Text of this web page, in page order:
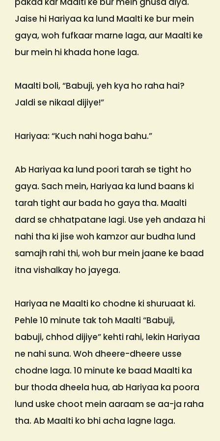
Jaise hi Hariyaa ka lund Maalti ke bur mein
gaya, woh fufkaar marne laga, aur Maalti ke
bur mein hi khada hone laga.
Maalti boli, “Babuji, yeh kya ho raha hai?
Jaldi se nikaal dijiye!”
Hariyaa: “Kuch nahi hoga bahu.”
Ab Hariyaa ka lund poori tarah se tight ho
gaya. Sach mein, Hariyaa ka lund baans ki
tarah tight aur bada ho gaya tha. Maalti
dard se chhatpatane lagi. Use yeh andaza hi
nahi tha ki jise woh kamzor aur budha lund
samajh rahi thi, woh bur mein jaane ke baad
itna vishalkay ho jayega.
Hariyaa ne Maalti ko chodne ki shuruaat ki.
Pehle 10 minute tak toh Maalti “Babuji,
babuji, chhod dijiye” kehti rahi, lekin Hariyaa
ne nahi suna. Woh dheere-dheere usse
chodne laga. 10 minute ke baad Maalti ka
bur thoda dheela hua, ab Hariyaa ka poora
lund uske choot mein aaraam se aa-ja raha
tha. Ab Maalti ko bhi acha lagne laga.